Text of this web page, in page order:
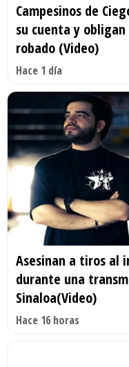
Campesinos de
su cuenta y
robado (Video)
Hace 1 día
Asesinan a tiros al
durante una
Sinaloa(Video)
Hace 16 horas